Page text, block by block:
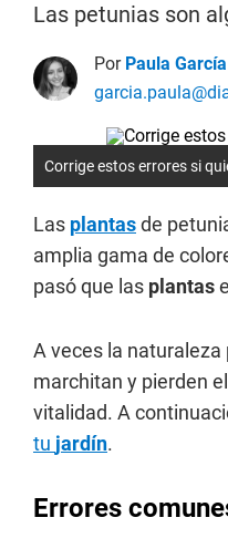
Las petunias son
Por Paula García
Corrige estos errores si
Las plantasde
amplia gama de
pasó que las plantas
A veces la
marchitan y pierden
vitalidad. A
tu jardín.
Errores